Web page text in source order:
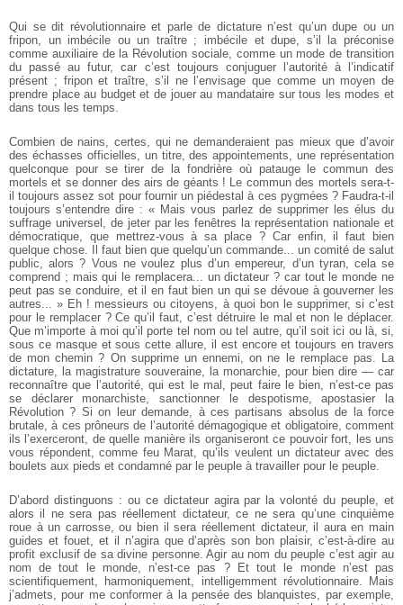
Qui se dit révolutionnaire et parle de dictature n’est qu’un dupe ou un
fripon, un imbécile ou un traître ; imbécile et dupe, s’il la préconise
comme auxiliaire de la Révolution sociale, comme un mode de transition
du passé au futur, car c’est toujours conjuguer l’autorité à l’indicatif
présent ; fripon et traître, s’il ne l’envisage que comme un moyen de
prendre place au budget et de jouer au mandataire sur tous les modes et
dans tous les temps.
Combien de nains, certes, qui ne demanderaient pas mieux que d’avoir
des échasses officielles, un titre, des appointements, une représentation
quelconque pour se tirer de la fondrière où patauge le commun des
mortels et se donner des airs de géants ! Le commun des mortels sera-t-
il toujours assez sot pour fournir un piédestal à ces pygmées ? Faudra-t-il
toujours s’entendre dire : « Mais vous parlez de supprimer les élus du
suffrage universel, de jeter par les fenêtres la représentation nationale et
démocratique, que mettrez-vous à sa place ? Car enfin, il faut bien
quelque chose. Il faut bien que quelqu’un commande... un comité de salut
public, alors ? Vous ne voulez plus d’un empereur, d’un tyran, cela se
comprend ; mais qui le remplacera... un dictateur ? car tout le monde ne
peut pas se conduire, et il en faut bien un qui se dévoue à gouverner les
autres... » Eh ! messieurs ou citoyens, à quoi bon le supprimer, si c’est
pour le remplacer ? Ce qu’il faut, c’est détruire le mal et non le déplacer.
Que m’importe à moi qu’il porte tel nom ou tel autre, qu’il soit ici ou là, si,
sous ce masque et sous cette allure, il est encore et toujours en travers
de mon chemin ? On supprime un ennemi, on ne le remplace pas. La
dictature, la magistrature souveraine, la monarchie, pour bien dire — car
reconnaître que l’autorité, qui est le mal, peut faire le bien, n’est-ce pas
se déclarer monarchiste, sanctionner le despotisme, apostasier la
Révolution ? Si on leur demande, à ces partisans absolus de la force
brutale, à ces prôneurs de l’autorité démagogique et obligatoire, comment
ils l’exerceront, de quelle manière ils organiseront ce pouvoir fort, les uns
vous répondent, comme feu Marat, qu’ils veulent un dictateur avec des
boulets aux pieds et condamné par le peuple à travailler pour le peuple.
D’abord distinguons : ou ce dictateur agira par la volonté du peuple, et
alors il ne sera pas réellement dictateur, ce ne sera qu’une cinquième
roue à un carrosse, ou bien il sera réellement dictateur, il aura en main
guides et fouet, et il n’agira que d’après son bon plaisir, c’est-à-dire au
profit exclusif de sa divine personne. Agir au nom du peuple c’est agir au
nom de tout le monde, n’est-ce pas ? Et tout le monde n’est pas
scientifiquement, harmoniquement, intelligemment révolutionnaire. Mais
j’admets, pour me conformer à la pensée des blanquistes, par exemple,